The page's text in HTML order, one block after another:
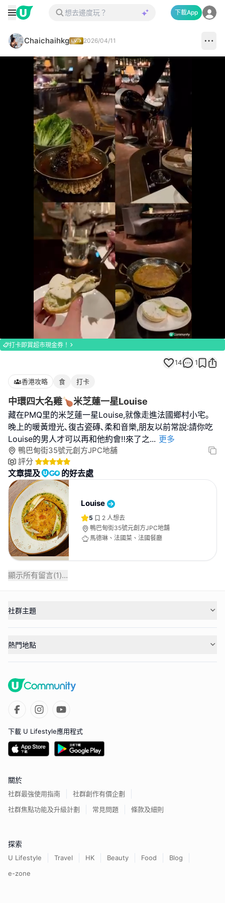
下載App
Chaichaihkg 2026/04/11
Loaded
100.00%
打卡即賞超市現金券！
14 1
香港攻略 食 打卡
中環四大名雞🍗米芝蓮一星Louise
藏在PMQ里的米芝蓮一星Louise,就像走進法國鄉村小宅｡
晚上的暖黃燈光､復古瓷磚､柔和音樂,朋友以前常說:請你吃
Louise的男人才可以再和他約會‼️來了之... 更多
鴨巴甸街35號元創方JPC地舖
評分
文章提及 的好去處
Louise
5 2 人想去
鴨巴甸街35號元創方JPC地舖
馬德琳、法國菜、法國餐廳
顯示所有留言(1)...
社群主題
熱門地點
下載 U Lifestyle應用程式
關於
社群最強使用指南
社群創作有價企劃
社群焦點功能及升級計劃
常見問題 條款及細則
探索
U Lifestyle Travel HK Beauty Food
Blog
e-zone